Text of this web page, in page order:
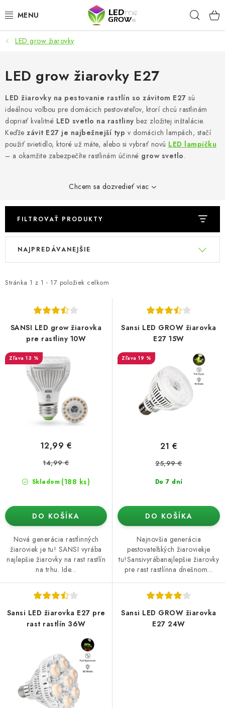
na
AKCIE
LED OSVETLENIE PRE RASTLINY
PESTOVATEĽSKÉ POTREBY
PRE AKVÁRIA
MICROGREENS
Obchodné podmienky
Predávané značky
Podmienky o ochrane osobných údajov
LED grow žiarovky
LED grow žiarovky E27
LED žiarovky na pestovanie rastlín so závitom E27 sú
ideálnou voľbou pre domácich pestovateľov, ktorí chcú rastlinám
dopriať kvalitné LED svetlo na rastliny bez zložitej inštalácie.
Keďže závit E27 je najbežnejší typ v domácich lampách, stačí
použiť svietidlo, ktoré už máte, alebo si vybrať novú LED lampičku
– a okamžite zabezpečíte rastlinám účinné grow svetlo.
Chcem sa dozvedieť viac
FILTROVAŤ PRODUKTY
V
i
d
u
Stránka 1 z 1 - 17 položiek celkom
R
e
e
r
o
NAJPREDÁVANEJŠIE
SANSI LED grow žiarovka
pre rastliny 10W
13 %
Skladom (188 ks)
12,99 €
14,99 €
DO KOŠÍKA
Nová generácia rastlinných
žiaroviek je tu! SANSI vyrába
najlepšie žiarovky na rast rastlín
na trhu. Ide...
Sansi LED GROW žiarovka
E27 15W
19 %
Do 7 dní
21 €
25,99 €
DO KOŠÍKA
Najnovšia generácia
pestovateľských žiaroviekje
tu!Sansivyrábanajlepšie žiarovky
pre rast rastlínna dnešnom...
Sansi LED žiarovka E27 pre
rast rastlín 36W
Sansi LED GROW žiarovka
E27 24W